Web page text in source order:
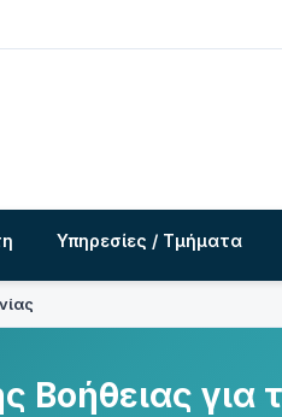
Υπηρεσίες / Τμήματα
Βοήθειας για